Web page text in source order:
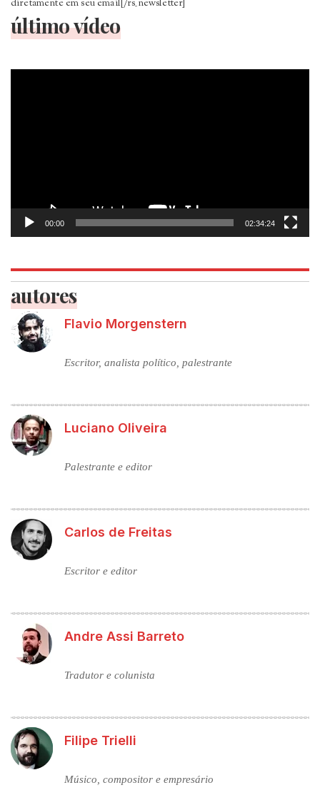
diretamente em seu email[/rs_newsletter]
último vídeo
Tocador
00:00 02:34:24
autores
Flavio Morgenstern
Escritor, analista político, palestrante
Luciano Oliveira
Palestrante e editor
Carlos de Freitas
Escritor e editor
Andre Assi Barreto
Tradutor e colunista
Filipe Trielli
Músico, compositor e empresário